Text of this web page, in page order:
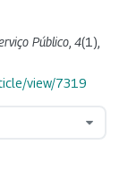
Público 4(1),
view/7319